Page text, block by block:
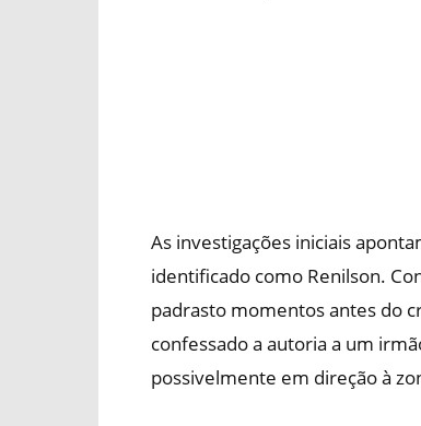
As investigações iniciais
identificado como Renilson.
padrasto momentos antes do
confessado a autoria a um
possivelmente em direção à